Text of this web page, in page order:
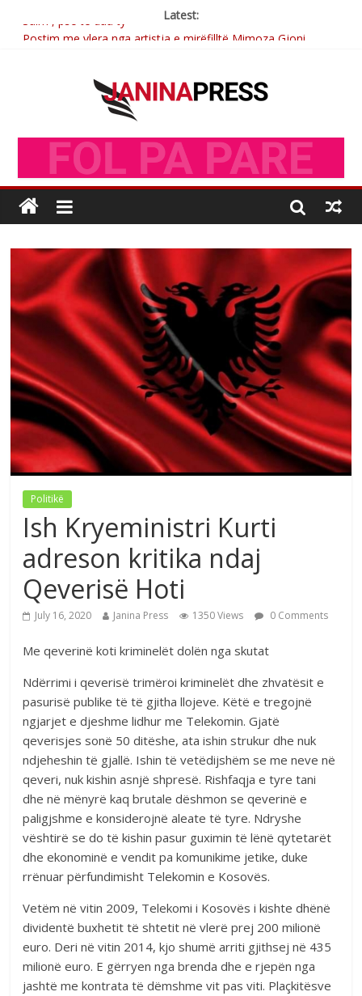
Latest:
Postim me vlera nga artistja e mirëfilltë Mimoza Gjoni
Brahim Çekaj njē veprimtar i respektuar i çeshtjës kombëtare
Sulm , pse të dua ty
Politikë
Ish Kryeministri Kurti
adreson kritika ndaj
Qeverisë Hoti
July 16, 2020 Janina Press 1350 Views 0 Comments
Me qeverinë koti kriminelët dolën nga skutat
Ndërrimi i qeverisë trimëroi kriminelët dhe zhvatësit e
pasurisë publike të të gjitha llojeve. Këtë e tregojnë
ngjarjet e djeshme lidhur me Telekomin. Gjatë
qeverisjes sonë 50 ditëshe, ata ishin strukur dhe nuk
ndjeheshin të gjallë. Ishin të vetëdijshëm se me neve në
qeveri, nuk kishin asnjë shpresë. Rishfaqja e tyre tani
dhe në mënyrë kaq brutale dëshmon se qeverinë e
paligjshme e konsiderojnë aleate të tyre. Ndryshe
vështirë se do të kishin pasur guximin të lënë qytetarët
dhe ekonominë e vendit pa komunikime jetike, duke
rrënuar përfundimisht Telekomin e Kosovës.
Vetëm në vitin 2009, Telekomi i Kosovës i kishte dhënë
dividentë buxhetit të shtetit në vlerë prej 200 milionë
euro. Deri në vitin 2014, kjo shumë arriti gjithsej në 435
milionë euro. E gërryen nga brenda dhe e rjepën nga
jashtë me kontrata të dëmshme vit pas viti. Plaçkitësve